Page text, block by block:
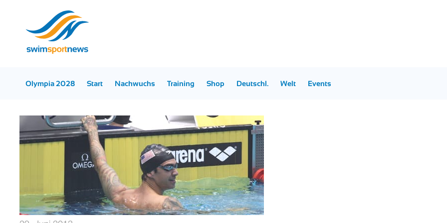
Olympia 2028 Start Nachwuchs Training Shop Deutschl. Welt Events